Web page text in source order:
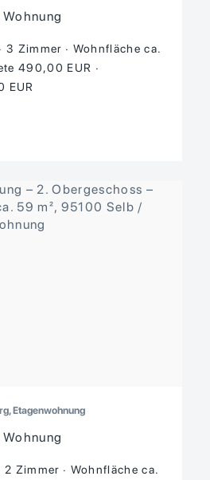
3 Zimmer
Wohnfläche ca.
490,00 EUR
EUR
Etagenwohnung
2 Zimmer
Wohnfläche ca.